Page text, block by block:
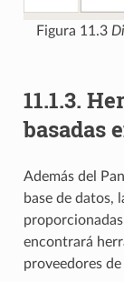
Figura 11.3
11.1.3.
basadas
Además del
base de datos,
encontrará
proveedores